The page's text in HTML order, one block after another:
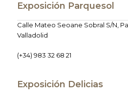
Exposición Parquesol
Calle Mateo Seoane Sobral S/N,
Valladolid
(+34) 983 32 68 21
Exposición Delicias